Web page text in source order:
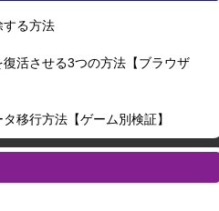
する方法
活させる3つの方法【ブラウザ
移行方法【ゲーム別検証】